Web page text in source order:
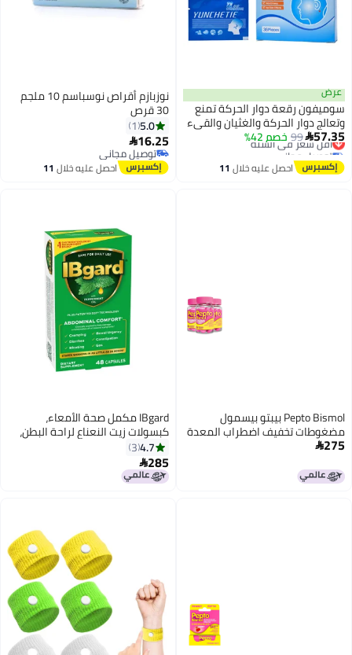
عرض
سوميفون رقعة دوار الحركة تمنع
وتعالج دوار الحركة والغثيان والقيء
سريع المفعول 72 ساعة تأثير طويل
لا يسبب النعاس ولا توجد آثار جانبية
36 قطعة
57.35
99 خصم 42%
أقل سعر في السنة
توصيل مجاني
أقل سعر في السنة
احصل عليه خلال 11
نوزبازم أقراص نوسباسم 10 ملجم
30 قرص
5.0
1
16.25
توصيل مجاني
توصيل مجانياحصل عليه خلال 11
Pepto Bismol بيبتو بيسمول
مضغوطات تخفيف اضطراب المعدة
تخفيف الغثيان تخفيف حرقة المعدة
72 قرص قابل للمضغ 3x24 حبة
275
IBgard مكمل صحة الأمعاء،
كبسولات زيت النعناع لراحة البطن،
48 كبسولة (قد يختلف التعبئة)4.7
3
285